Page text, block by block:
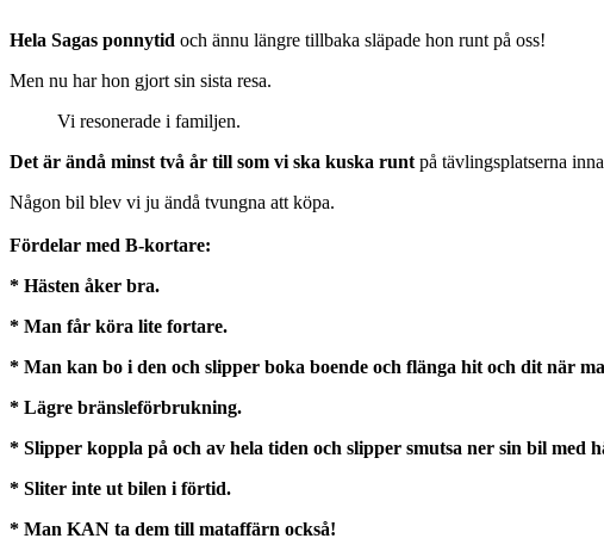
Hela Sagas ponnytid och ännu längre tillbaka släpade hon runt på oss!
Men nu har hon gjort sin sista resa.
Vi resonerade i familjen.
Det är ändå minst två år till som vi ska kuska runt på tävlingsplatserna
Någon bil blev vi ju ändå tvungna att köpa.
Fördelar med B-kortare:
* Hästen åker bra.
* Man får köra lite fortare.
* Man kan bo i den och slipper boka boende och flänga hit och dit när
* Lägre bränsleförbrukning.
* Slipper koppla på och av hela tiden och slipper smutsa ner sin bil med
* Sliter inte ut bilen i förtid.
* Man KAN ta dem till mataffärn också!